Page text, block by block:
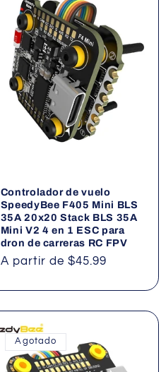
nControlador de vuelo
SpeedyBee F405 Mini BLS
35A 20x20 Stack BLS 35A
Mini V2 4 en 1 ESC para
dron de carreras RC FPV
Precio
A partir de $45.99
Agotado